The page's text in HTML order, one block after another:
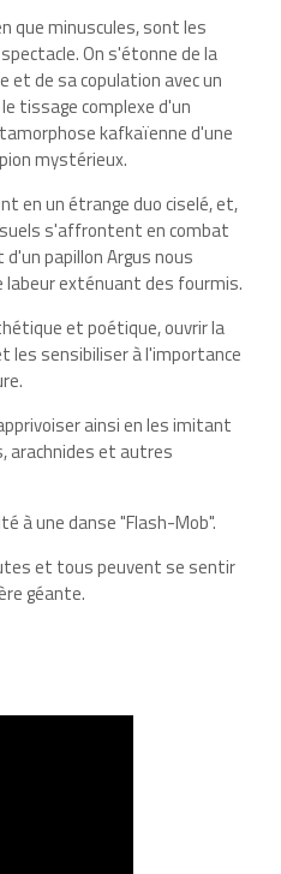
que minuscules, sont les
On s'étonne de la
et de sa copulation avec un
tissage complexe d'un
kafkaïenne d'une
mystérieux.
en un étrange duo ciselé, et,
s'affrontent en combat
papillon Argus nous
exténuant des fourmis.
et poétique, ouvrir la
les sensibiliser à l'importance
ainsi en les imitant
arachnides et autres
à une danse "Flash-Mob".
et tous peuvent se sentir
géante.